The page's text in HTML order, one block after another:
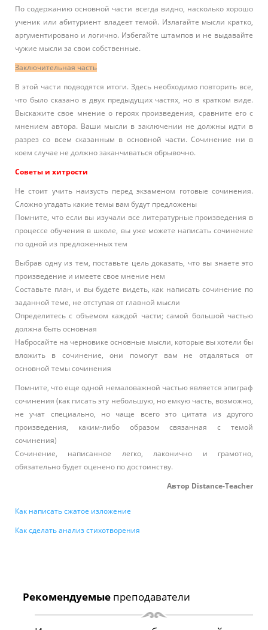
По содержанию основной части всегда видно, насколько хорошо
ученик или абитуриент владеет темой. Излагайте мысли кратко,
аргументировано и логично. Избегайте штампов и не выдавайте
чужие мысли за свои собственные.
Заключительная часть
В этой части подводятся итоги. Здесь необходимо повторить все,
что было сказано в двух предыдущих частях, но в кратком виде.
Выскажите свое мнение о героях произведения, сравните его с
мнением автора. Ваши мысли в заключении не должны идти в
разрез со всем сказанным в основной части. Сочинение ни в
коем случае не должно заканчиваться обрывочно.
Советы и хитрости
Не стоит учить наизусть перед экзаменом готовые сочинения.
Сложно угадать какие темы вам будут предложены
Помните, что если вы изучали все литературные произведения в
процессе обучения в школе, вы уже можете написать сочинение
по одной из предложенных тем
Выбрав одну из тем, поставьте цель доказать, что вы знаете это
произведение и имеете свое мнение нем
Составьте план, и вы будете видеть, как написать сочинение по
заданной теме, не отступая от главной мысли
Определитесь с объемом каждой части; самой большой частью
должна быть основная
Набросайте на черновике основные мысли, которые вы хотели бы
вложить в сочинение, они помогут вам не отдаляться от
основной темы сочинения
Помните, что еще одной немаловажной частью является эпиграф
сочинения (как писать эту небольшую, но емкую часть, возможно,
не учат специально, но чаще всего это цитата из другого
произведения, каким-либо образом связанная с темой
сочинения)
Сочинение, написанное легко, лаконично и грамотно,
обязательно будет оценено по достоинству.
Автор Distance-Teacher
Как написать сжатое изложение
Как сделать анализ стихотворения
Рекомендуемые преподаватели